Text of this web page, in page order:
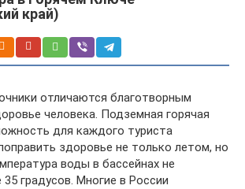
край)
отличаются благотворным
человека. Подземная горячая
для каждого туриста
здоровье не только летом, но
воды в бассейнах не
градусов. Многие в России